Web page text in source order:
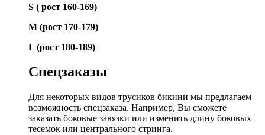
S ( рост 160-169)
М (рост 170-179)
L (рост 180-189)
Спецзаказы
Для некоторых видов трусиков бикини мы предлагаем
возможность спецзаказа. Например, Вы сможете
заказать боковые завязки или изменить длину боковых
тесемок или центрального стринга.